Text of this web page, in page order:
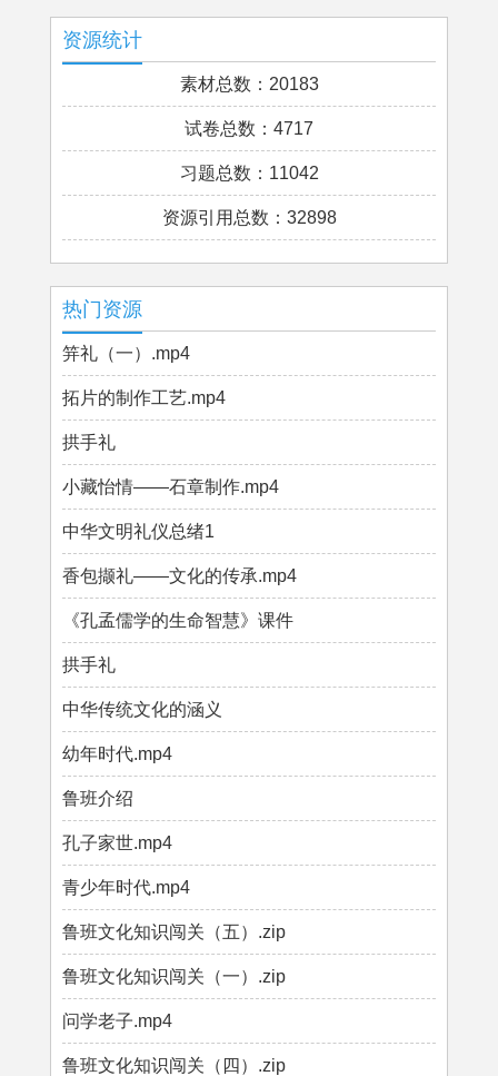
资源统计
素材总数：20183
试卷总数：4717
习题总数：11042
资源引用总数：32898
热门资源
笄礼（一）.mp4
拓片的制作工艺.mp4
拱手礼
小藏怡情——石章制作.mp4
中华文明礼仪总绪1
香包撷礼——文化的传承.mp4
《孔孟儒学的生命智慧》课件
拱手礼
中华传统文化的涵义
幼年时代.mp4
鲁班介绍
孔子家世.mp4
青少年时代.mp4
鲁班文化知识闯关（五）.zip
鲁班文化知识闯关（一）.zip
问学老子.mp4
鲁班文化知识闯关（四）.zip